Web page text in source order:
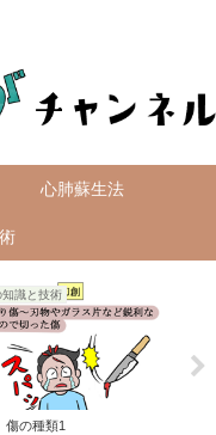
心肺蘇生法
識と技術
の種類1